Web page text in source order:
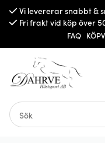
Vi levererar snabbt &
Fri frakt vid köp över
FAQ